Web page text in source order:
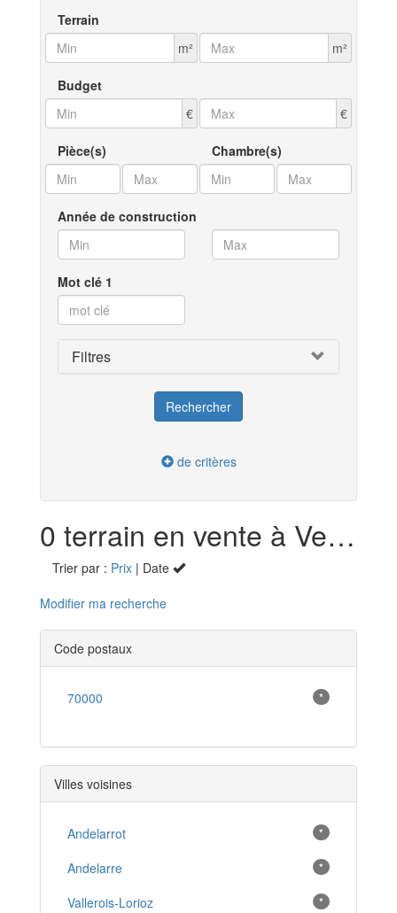
Terrain
m²
m²
Budget
€
€
Pièce(s) Chambre(s)
Année de construction
Mot clé 1
Filtres
de critères
0 terrain en vente à Velleguindry-et-Levrecey (70)
Trier par : Prix | Date
Modifier ma recherche
Code postaux
70000 *
Villes voisines
Andelarrot *
Andelarre *
Vallerois-Lorioz *